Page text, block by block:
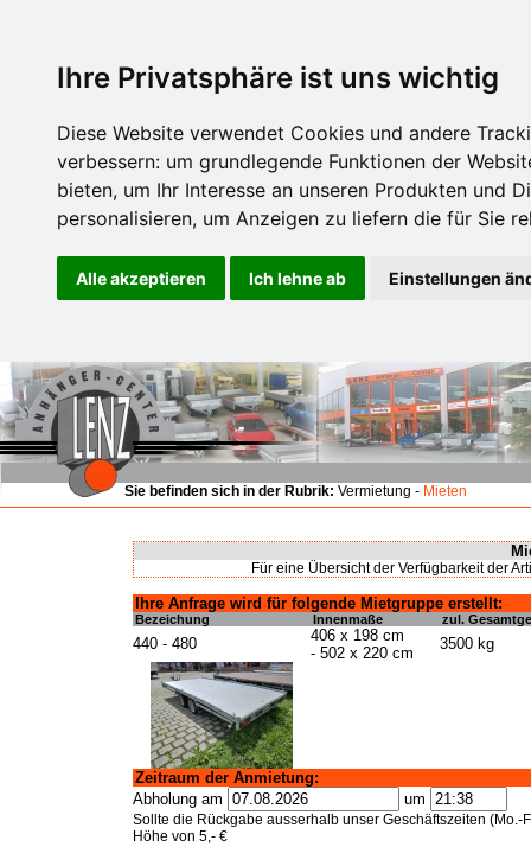
Ihre Privatsphäre ist uns wichtig
Diese Website verwendet Cookies und andere
verbessern: um grundlegende Funktionen der
bieten, um Ihr Interesse an unseren Produkten und
personalisieren, um Anzeigen zu liefern die für Sie
Alle akzeptieren Ich lehne ab Einstellungen
Sie befinden sich in der Rubrik: Vermietung - Mieten
Für eine Übersicht der Verfügbarkeit der
Ihre Anfrage wird für folgende Mietgruppe erstellt:
Bezeichung Innenmaße zul.
440 - 480
406 x 198 cm
- 502 x 220 cm
3500 kg
Zeitraum der Anmietung:
Abholung am
um
Sollte die Rückgabe ausserhalb unser Geschäftszeiten
Höhe von 5,- €